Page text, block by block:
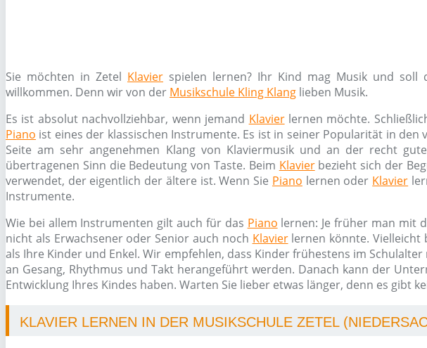
Sie möchten in Zetel Klavier spielen lernen? Ihr Kind mag Musik und soll
willkommen. Denn wir von der Musikschule Kling Klang lieben Musik.
Es ist absolut nachvollziehbar, wenn jemand Klavierlernen möchte.
Piano ist eines der klassischen Instrumente. Es ist in seiner Popularität in
Seite am sehr angenehmen Klang von Klaviermusik und an der recht
übertragenen Sinn die Bedeutung von Taste. Beim Klavierbezieht sich der
verwendet, der eigentlich der ältere ist. Wenn Sie Piano lernen oder Klavier
Instrumente.
Wie bei allem Instrumenten gilt auch für das Piano lernen: Je früher man mit
nicht als Erwachsener oder Senior auch noch Klavierlernen könnte. Vielleicht
als Ihre Kinder und Enkel. Wir empfehlen, dass Kinder frühestens im
an Gesang, Rhythmus und Takt herangeführt werden. Danach kann der
Entwicklung Ihres Kindes haben. Warten Sie lieber etwas länger, denn es gibt
KLAVIER LERNEN IN DER MUSIKSCHULE ZETEL